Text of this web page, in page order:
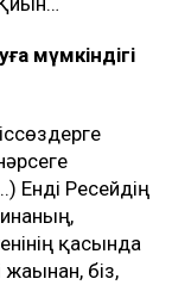
мүмкіндігі
Енді Ресейдің
қасында
біз,